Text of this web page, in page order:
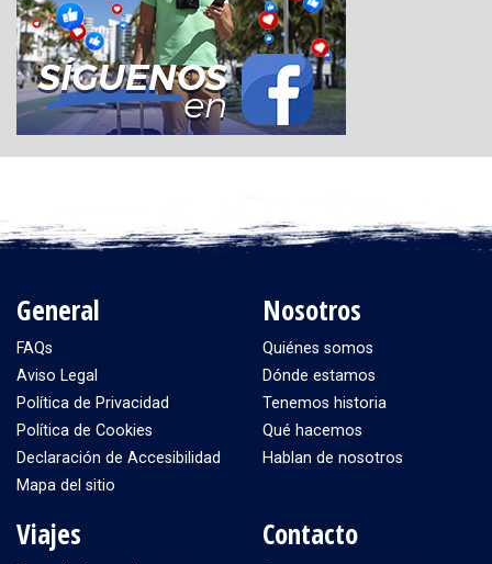
General
FAQs
Aviso Legal
Política de Privacidad
Política de Cookies
Declaración de Accesibilidad
Mapa del sitio
Nosotros
Quiénes somos
Dónde estamos
Tenemos historia
Qué hacemos
Hablan de nosotros
Viajes Contacto